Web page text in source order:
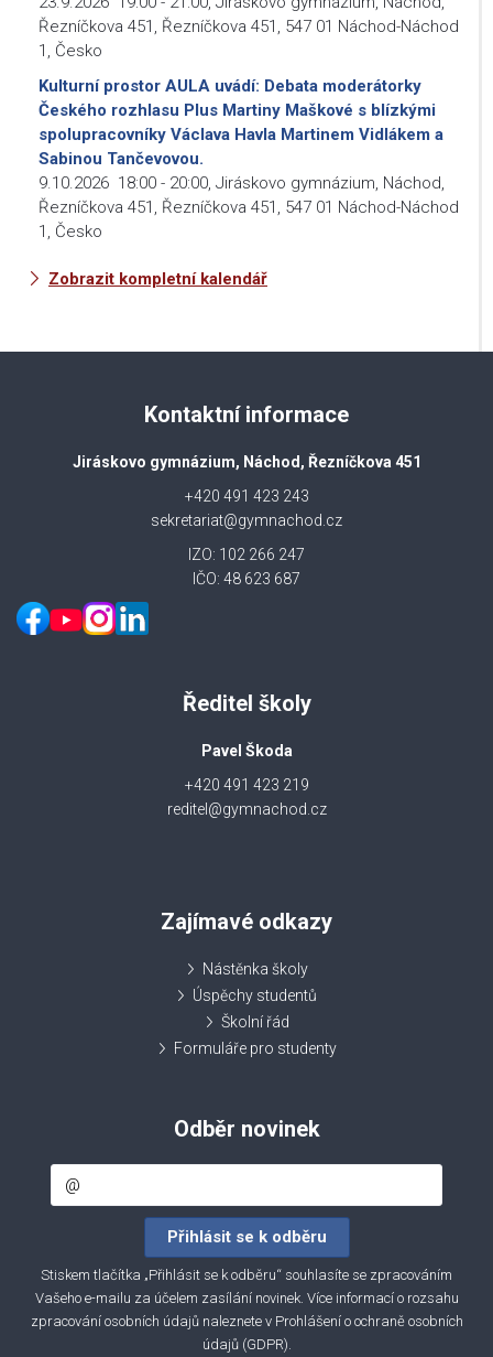
Řezníčkova 451, Řezníčkova 451, 547 01 Náchod-Náchod
1, Česko
Kulturní prostor AULA uvádí: Debata moderátorky
Českého rozhlasu Plus Martiny Maškové s blízkými
spolupracovníky Václava Havla Martinem Vidlákem a
Sabinou Tančevovou.
9.10.2026 18:00 - 20:00, Jiráskovo gymnázium, Náchod,
Řezníčkova 451, Řezníčkova 451, 547 01 Náchod-Náchod
1, Česko
Zobrazit kompletní kalendář
Kontaktní informace
Jiráskovo gymnázium, Náchod, Řezníčkova 451
+420 491 423 243
sekretariat@gymnachod.cz
IZO: 102 266 247
IČO: 48 623 687
Ředitel školy
Pavel Škoda
+420 491 423 219
reditel@gymnachod.cz
Zajímavé odkazy
Nástěnka školy
Úspěchy studentů
Školní řád
Formuláře pro studenty
Odběr novinek
Stiskem tlačítka „Přihlásit se k odběru“ souhlasíte se zpracováním
Vašeho e-mailu za účelem zasílání novinek. Více informací o rozsahu
zpracování osobních údajů naleznete v Prohlášení o ochraně osobních
údajů (GDPR).